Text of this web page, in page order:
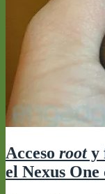
Acceso rooty
el Nexus